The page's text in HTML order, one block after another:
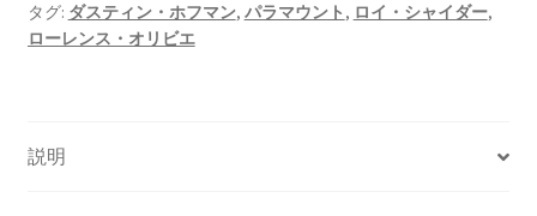
タグ: ダスティン・ホフマン, パラマウント , ロイ・シャイダー,
ローレンス・オリビエ
説明